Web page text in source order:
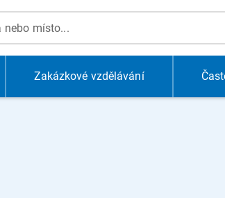
Zakázkové vzdělávání